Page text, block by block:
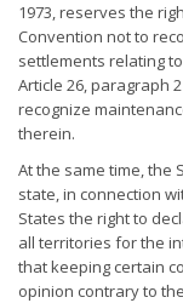
1973, reserves the
Convention not to
settlements relating
Article 26, paragraph
recognize
therein.
At the same time, the
state, in connection
States the right to
all territories for the
that keeping certain
opinion contrary to